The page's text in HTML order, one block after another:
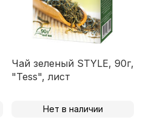
Чай зеленый STYLE, 90г,
"Tess", лист
Нет в наличии